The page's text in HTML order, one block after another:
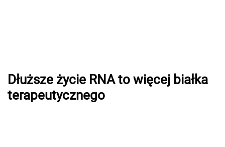
Dłuższe życie RNA to więcej białka
terapeutycznego